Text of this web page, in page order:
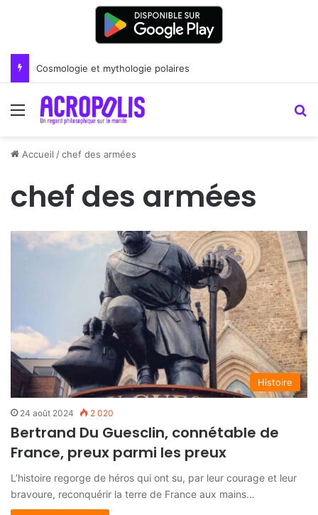
Cosmologie et mythologie polaires
Menu
Accueil /chef des armées
chef des armées
Histoire
24 août 2024 2 020
Bertrand Du Guesclin, connétable de
France, preux parmi les preux
L’histoire regorge de héros qui ont su, par leur courage et leur
bravoure, reconquérir la terre de France aux mains…